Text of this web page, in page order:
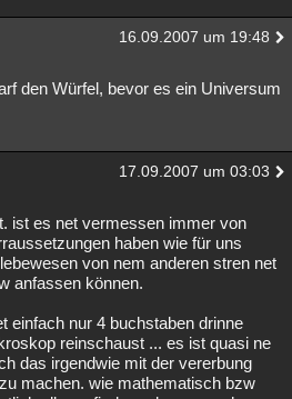
16.09.2007 um 19:48
den Würfel, bevor es ein Universum
17.09.2007 um 03:03
ist es net vermessen immer von
haben wie für uns
von nem anderen stren net
anfassen können.
einfach nur 4 buchstaben drinne
reinschaust ... es ist quasi ne
das irgendwie mit der vererbung
machen. wie mathematisch bzw